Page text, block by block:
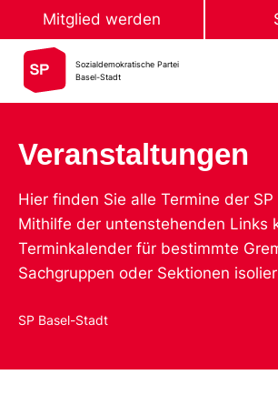
Mitglied werden
Sozialdemokratische Partei
Basel-Stadt
Veranstaltungen
Hier finden Sie alle Termine der
Mithilfe der untenstehenden Links
Terminkalender für bestimmte
Sachgruppen oder Sektionen
SP Basel-Stadt